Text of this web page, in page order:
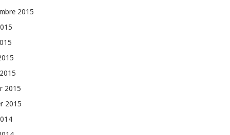
2015
2015
2015